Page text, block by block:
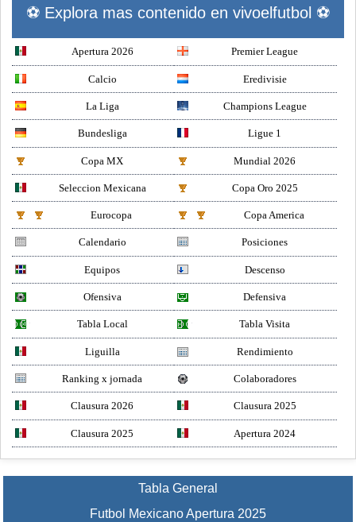
⚽ Explora mas contenido en vivoelfutbol ⚽
Apertura 2026 Premier League
Calcio Eredivisie
La Liga Champions League
Bundesliga Ligue 1
Copa MX Mundial 2026
Seleccion Mexicana Copa Oro 2025
Eurocopa Copa America
Calendario Posiciones
Equipos Descenso
Ofensiva Defensiva
Tabla Local Tabla Visita
Liguilla Rendimiento
Ranking x jornada Colaboradores
Clausura 2026 Clausura 2025
Clausura 2025 Apertura 2024
Tabla General
Futbol Mexicano Apertura 2025